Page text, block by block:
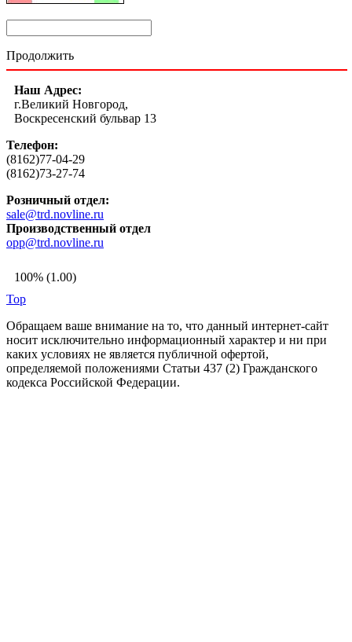
Продолжить
Наш Адрес:
г.Великий Новгород,
Воскресенский бульвар 13
Телефон:
(8162)77-04-29
(8162)73-27-74
Розничный отдел:
sale@trd.novline.ru
Производственный отдел
opp@trd.novline.ru
100% (1.00)
Top
Обращаем ваше внимание на то, что данный интернет-сайт
носит исключительно информационный характер и ни при
каких условиях не является публичной офертой,
определяемой положениями Статьи 437 (2) Гражданского
кодекса Российской Федерации.